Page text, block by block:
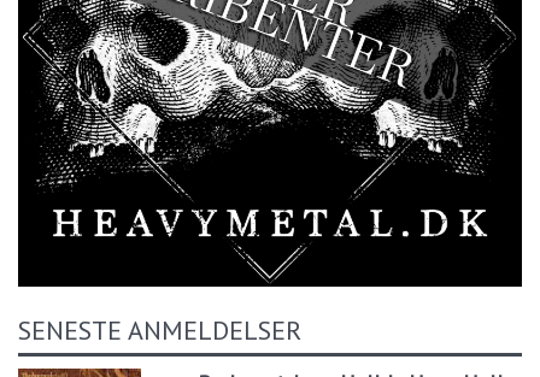
SENESTE ANMELDELSER